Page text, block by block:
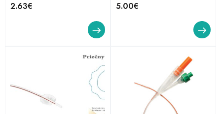
2.63€ 5.00€
viacero
variantov.